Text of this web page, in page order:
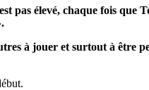
pas élevé, chaque fois que
à jouer et surtout à être